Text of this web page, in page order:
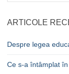
ARTICOLE
Despre legea
Ce s-a întâmplat